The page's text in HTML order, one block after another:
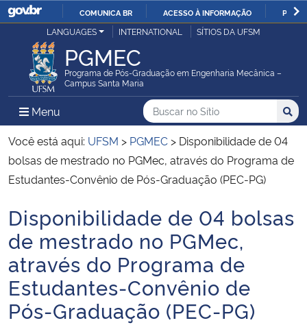
IR
O
COMUNICA BR ACESSO À INFORMAÇÃO
Ministério da Justiça e Segurança Pública
Ministério da Defesa
Ministério das Relações Exteriores
Ministério da Economia
Ministério da Infraestrutura
Ministério da Agricultura, Pecuária e Abastecimento
Ministério da Educação
Ministério da Cidadania
LANGUAGES INTERNATIONAL SÍTIOS DA UFSM
PGMEC
Programa de Pós-Graduação em Engenharia Mecânica –
Campus Santa Maria
Menu Menu Principal do Sítio
Busca
Buscar no no Sítio
Busca:
Você está aqui: UFSM > PGMEC > Disponibilidade de 04
bolsas de mestrado no PGMec, através do Programa de
Estudantes-Convênio de Pós-Graduação (PEC-PG)
Início do conteúdo
Disponibilidade de 04 bolsas
de mestrado no PGMec,
através do Programa de
Estudantes-Convênio de
Pós-Graduação (PEC-PG)